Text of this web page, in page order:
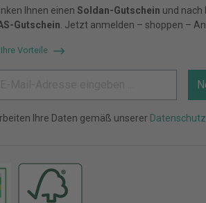
Ihnen einen Soldan-Gutschein und nach
Gutschein . Jetzt anmelden – shoppen –
Vorteile
Ihre Daten gemäß unserer